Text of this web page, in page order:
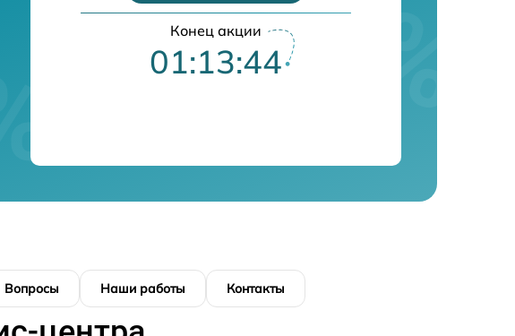
Конец акции
01:13:43
Вопросы Наши работы Контакты